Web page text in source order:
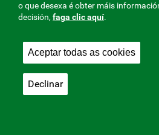
CONÓCENOS
Traballar na
o que desexa é obter máis
decisión, faga clic aquí.
Aceptar todas as cookies
Declinar